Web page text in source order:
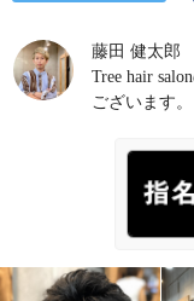
藤田 健太郎
Tree hair
ございます